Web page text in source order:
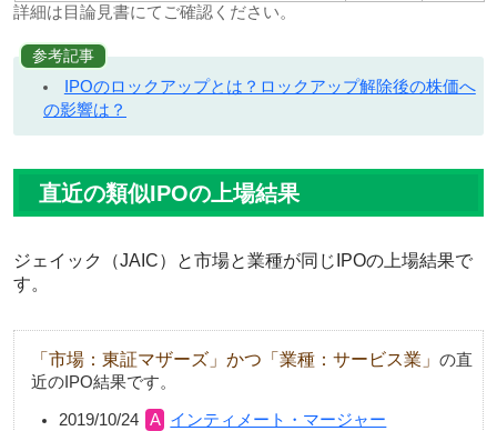
詳細は目論見書にてご確認ください。
参考記事
IPOのロックアップとは？ロックアップ解除後の株価へ
の影響は？
直近の類似IPOの上場結果
ジェイック（JAIC）と市場と業種が同じIPOの上場結果で
す。
「市場：東証マザーズ」かつ「業種：サービス業」 の直
近のIPO結果です。
2019/10/24
インティメート・マージャー